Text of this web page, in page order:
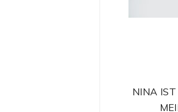
NINA